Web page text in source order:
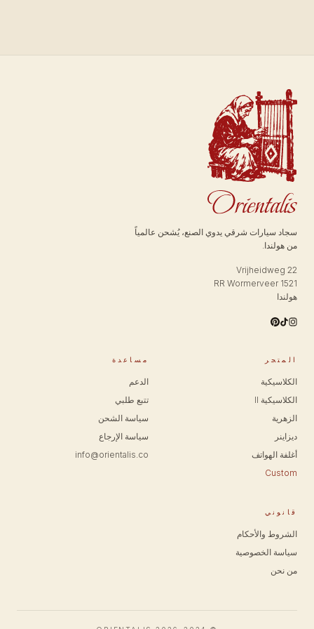
سجاد سيارات شرقي يدوي الصنع، يُشحن عالمياً
من هولندا.
Vrijheidweg 22
1521 RR Wormerveer
هولندا
المتجر
الكلاسيكية
الكلاسيكية II
الزهرية
ديزاينر
أغلفة الهواتف
Custom
مساعدة
الدعم
تتبع طلبي
سياسة الشحن
سياسة الإرجاع
info@orientalis.co
قانوني
الشروط والأحكام
سياسة الخصوصية
من نحن